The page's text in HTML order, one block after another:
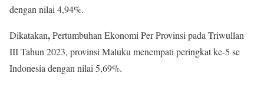
dengan nilai 4,94%.
Dikatakan,Pertumbuhan Ekonomi Per Provinsi pada Triwullan
III Tahun 2023, provinsi Maluku menempati peringkat ke-5 se
Indonesia dengan nilai 5,69%.